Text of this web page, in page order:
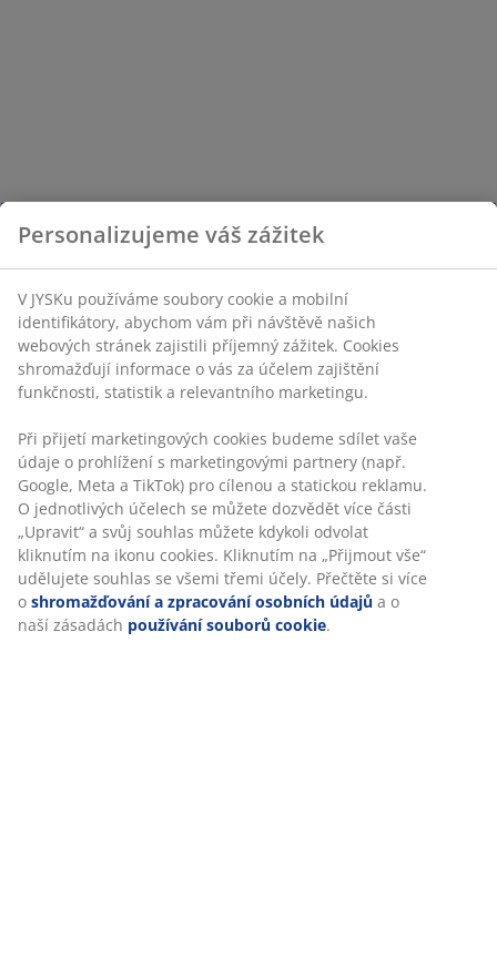
Personalizujeme váš zážitek
V JYSKu používáme soubory cookie a mobilní
identifikátory, abychom vám při návštěvě našich
webových stránek zajistili příjemný zážitek. Cookies
shromažďují informace o vás za účelem zajištění
funkčnosti, statistik a relevantního marketingu.
Při přijetí marketingových cookies budeme sdílet vaše
údaje o prohlížení s marketingovými partnery (např.
Google, Meta a TikTok) pro cílenou a statickou reklamu.
O jednotlivých účelech se můžete dozvědět více části
„Upravit“ a svůj souhlas můžete kdykoli odvolat
kliknutím na ikonu cookies. Kliknutím na „Přijmout vše“
udělujete souhlas se všemi třemi účely. Přečtěte si více
o shromažďování a zpracování osobních údajů a o
naší zásadách používání souborů cookie.